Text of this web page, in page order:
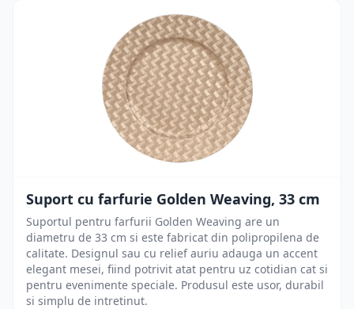
Suport cu farfurie Golden Weaving, 33 cm
Suportul pentru farfurii Golden Weaving are un
diametru de 33 cm si este fabricat din polipropilena de
calitate. Designul sau cu relief auriu adauga un accent
elegant mesei, fiind potrivit atat pentru uz cotidian cat si
pentru evenimente speciale. Produsul este usor, durabil
si simplu de intretinut.